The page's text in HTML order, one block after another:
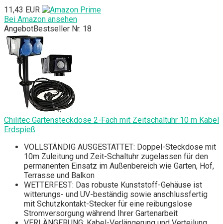
11,43 EUR
Bei Amazon ansehen
AngebotBestseller Nr. 18
Chilitec Gartensteckdose 2-Fach mit Zeitschaltuhr 10 m Kabel
Erdspieß
VOLLSTÄNDIG AUSGESTATTET: Doppel-Steckdose mit
10m Zuleitung und Zeit-Schaltuhr zugelassen für den
permanenten Einsatz im Außenbereich wie Garten, Hof,
Terrasse und Balkon
WETTERFEST: Das robuste Kunststoff-Gehäuse ist
witterungs- und UV-beständig sowie anschlussfertig
mit Schutzkontakt-Stecker für eine reibungslose
Stromversorgung während Ihrer Gartenarbeit